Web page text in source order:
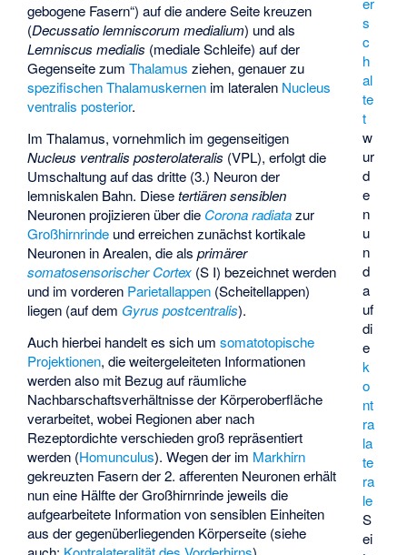
s
c
h
al
te
t
w
ur
d
e
n
u
n
d
a
uf
di
e
k
o
nt
ra
la
te
ra
le
S
ei
gebogene Fasern“) auf die andere Seite kreuzen
(Decussatio lemniscorum medialium) und als
Lemniscus medialis (mediale Schleife) auf der
Gegenseite zumThalamus ziehen, genauer zu
spezifischen Thalamuskernen im lateralen Nucleus
ventralis posterior.
Im Thalamus, vornehmlich im gegenseitigen
Nucleus ventralis posterolateralis (VPL), erfolgt die
Umschaltung auf das dritte (3.) Neuron der
lemniskalen Bahn. Diesetertiären sensiblen
Neuronen projizieren über die Corona radiatazur
Großhirnrinde und erreichen zunächst kortikale
Neuronen in Arealen, die alsprimärer
somatosensorischer Cortex (S I) bezeichnet werden
und im vorderen Parietallappen (Scheitellappen)
liegen (auf dem Gyrus postcentralis).
Auch hierbei handelt es sich umsomatotopische
Projektionen, die weitergeleiteten Informationen
werden also mit Bezug auf räumliche
Nachbarschaftsverhältnisse der Körperoberfläche
verarbeitet, wobei Regionen aber nach
Rezeptordichte verschieden groß repräsentiert
werden (Homunculus). Wegen der im Markhirn
gekreuzten Fasern der 2. afferenten Neuronen erhält
nun eine Hälfte der Großhirnrinde jeweils die
aufgearbeitete Information von sensiblen Einheiten
aus der gegenüberliegenden Körperseite (siehe